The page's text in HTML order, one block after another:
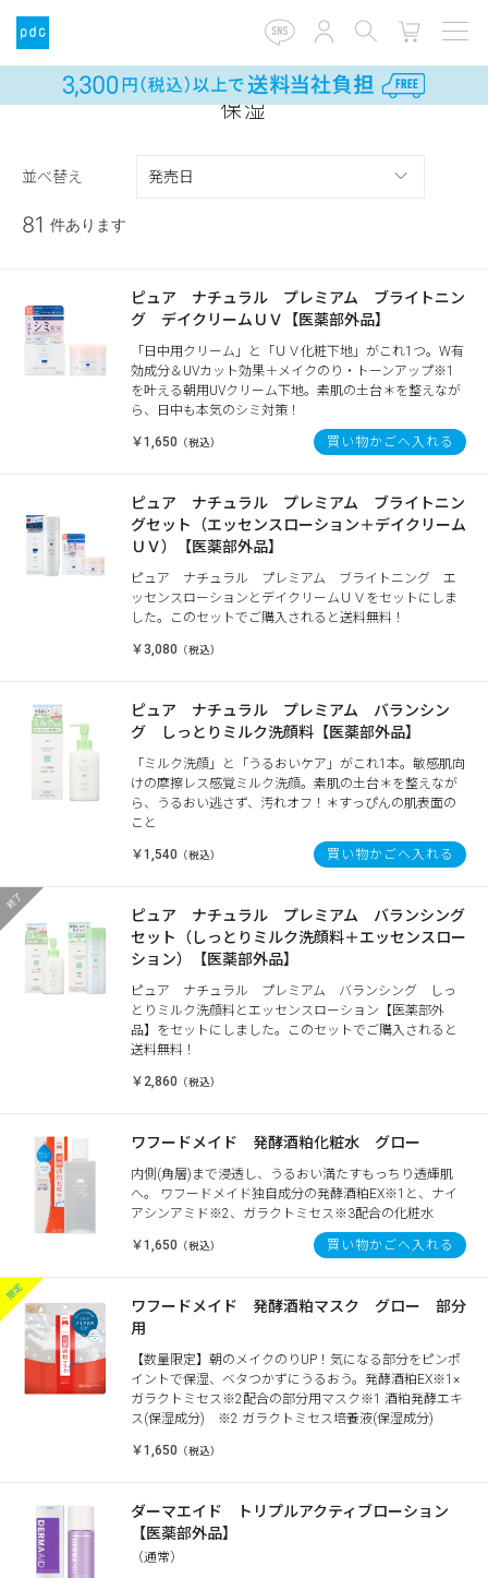
保湿
並べ替え
81 件あります
ピュア ナチュラル プレミアム ブライトニン
グ デイクリームＵＶ【医薬部外品】
「日中用クリーム」と「ＵＶ化粧下地」がこれ1つ。W有
効成分＆UVカット効果＋メイクのり・トーンアップ※1
を叶える朝用UVクリーム下地。素肌の土台＊を整えなが
ら、日中も本気のシミ対策！
￥1,650 （税込） 買い物かごへ入れる
ピュア ナチュラル プレミアム ブライトニン
グセット（エッセンスローション＋デイクリーム
ＵＶ）【医薬部外品】
ピュア ナチュラル プレミアム ブライトニング エ
ッセンスローションとデイクリームＵＶをセットにしま
した。このセットでご購入されると送料無料！
￥3,080 （税込）
ピュア ナチュラル プレミアム バランシン
グ しっとりミルク洗顔料【医薬部外品】
「ミルク洗顔」と「うるおいケア」がこれ1本。敏感肌向
けの摩擦レス感覚ミルク洗顔。素肌の土台＊を整えなが
ら、うるおい逃さず、汚れオフ！＊すっぴんの肌表面の
こと
￥1,540 （税込） 買い物かごへ入れる
ピュア ナチュラル プレミアム バランシング
セット（しっとりミルク洗顔料＋エッセンスロー
ション）【医薬部外品】
ピュア ナチュラル プレミアム バランシング しっ
とりミルク洗顔料とエッセンスローション【医薬部外
品】をセットにしました。このセットでご購入されると
送料無料！
￥2,860 （税込）
ワフードメイド 発酵酒粕化粧水 グロー
内側(角層)まで浸透し、うるおい満たすもっちり透輝肌
へ。 ワフードメイド独自成分の発酵酒粕EX※1と、ナイ
アシンアミド※2、ガラクトミセス※3配合の化粧水
￥1,650 （税込） 買い物かごへ入れる
ワフードメイド 発酵酒粕マスク グロー 部分
用
【数量限定】朝のメイクのりUP！気になる部分をピンポ
イントで保湿、ベタつかずにうるおう。発酵酒粕EX※1×
ガラクトミセス※2配合の部分用マスク※1 酒粕発酵エキ
ス(保湿成分) ※2 ガラクトミセス培養液(保湿成分)
￥1,650 （税込）
ダーマエイド トリプルアクティブローション
【医薬部外品】
（通常）